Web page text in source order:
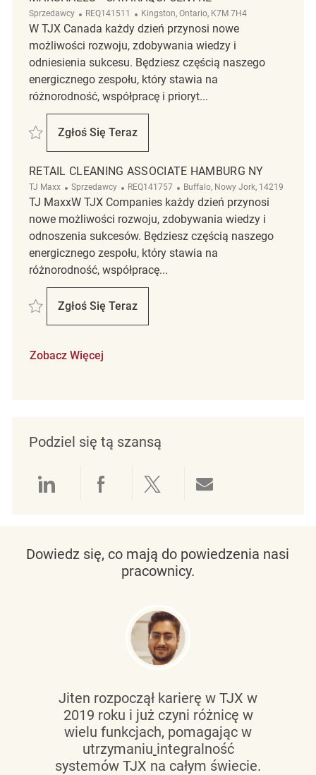
Kategoria
Sprzedawcy ReqId
REQ141511 Lokalizacja
Kingston, Ontario, K7M 7H4
W TJX Canada każdy dzień przynosi nowe
możliwości rozwoju, zdobywania wiedzy i
odniesienia sukcesu. Będziesz częścią naszego
energicznego zespołu, który stawia na
różnorodność, współpracę i prioryt...
Zapisać Retail Store Associate Temporary Marshalls - Cataraqui Centre
Zgłoś Się Teraz
Retail Store Associate Temporary
RETAIL CLEANING ASSOCIATE HAMBURG NY
TJ Maxx Kategoria
Sprzedawcy ReqId
REQ141757 Lokalizacja
Buffalo, Nowy Jork, 14219
TJ MaxxW TJX Companies każdy dzień przynosi
nowe możliwości rozwoju, zdobywania wiedzy i
odnoszenia sukcesów. Będziesz częścią naszego
energicznego zespołu, który stawia na
różnorodność, współpracę...
Zapisać Retail Cleaning Associate Hamburg NY REQ141757
Zgłoś Się Teraz
Retail Cleaning Associate Hamburg NY
Zobacz Więcej
Podziel się tą szansą
Udostępnianie przez LinkedIn
Udostępnianie przez
Udostępnij przez
Dowiedz się, co mają do powiedzenia nasi
pracownicy.
Jiten rozpoczął karierę w TJX w
2019 roku i już czyni różnicę w
wielu funkcjach, pomagając w
utrzymaniu integralność
systemów TJX na całym świecie.